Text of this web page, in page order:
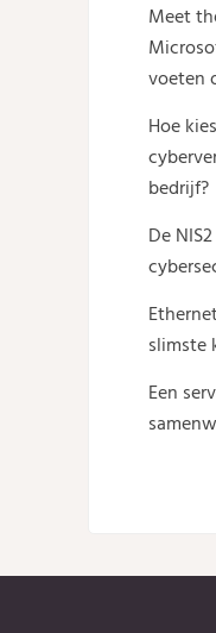
Meet
voeten
Hoe
bedrijf?
De
slimste
Een